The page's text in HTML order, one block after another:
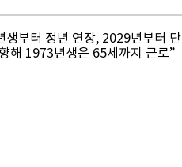
생부터 정년 연장, 2029년부터 단
해 1973년생은 65세까지 근로”